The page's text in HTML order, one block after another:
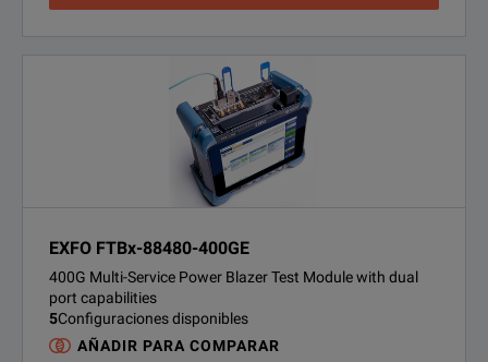
EXFO FTBx-88480-400GE
400G Multi-Service Power Blazer Test Module with dual
port capabilities
5Configuraciones disponibles
AÑADIR PARA COMPARAR